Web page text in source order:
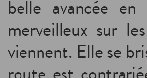
belle avancée
merveilleux sur
viennent. Elle se